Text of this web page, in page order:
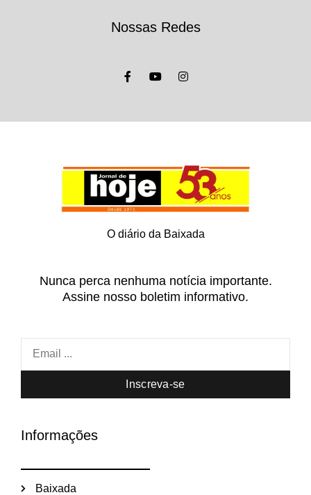
Nossas Redes
O diário da Baixada
Nunca perca nenhuma notícia importante.
Assine nosso boletim informativo.
Inscreva-se
Informações
Baixada